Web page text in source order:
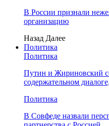
В России признали
организацию
Назад Далее
Политика
Политика
Путин и Жириновский
содержательном
Политика
В Совфеде назвали